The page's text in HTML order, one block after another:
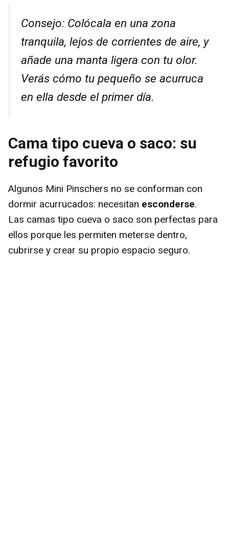
Consejo: Colócala en una zona
tranquila, lejos de corrientes de aire, y
añade una manta ligera con tu olor.
Verás cómo tu pequeño se acurruca
en ella desde el primer día.
Cama tipo cueva o saco: su
refugio favorito
Algunos Mini Pinschers no se conforman con
dormir acurrucados: necesitan esconderse.
Las camas tipo cueva o saco son perfectas para
ellos porque les permiten meterse dentro,
cubrirse y crear su propio espacio seguro.